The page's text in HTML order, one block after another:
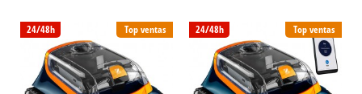
Top ventas
24/48h Top ventas
24/48h